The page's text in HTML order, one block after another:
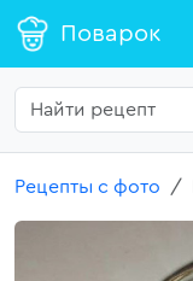
Поварок
Рецепты с фото